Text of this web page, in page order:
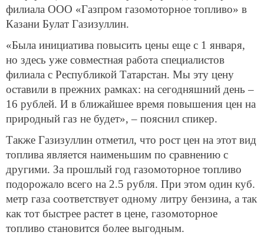
филиала ООО «Газпром газомоторное топливо» в
Казани Булат Газизуллин.
«Была инициатива повысить цены еще с 1 января,
но здесь уже совместная работа специалистов
филиала с Республикой Татарстан. Мы эту цену
оставили в прежних рамках: на сегодняшний день –
16 рублей. И в ближайшее время повышения цен на
природный газ не будет», – пояснил спикер.
Также Газизуллин отметил, что рост цен на этот вид
топлива является наименьшим по сравнению с
другими. За прошлый год газомоторное топливо
подорожало всего на 2.5 рубля. При этом один куб.
метр газа соответствует одному литру бензина, а так
как тот быстрее растет в цене, газомоторное
топливо становится более выгодным.